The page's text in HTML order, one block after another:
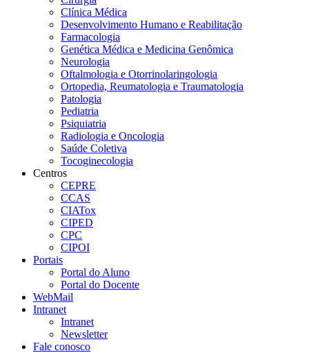
Clínica Médica
Desenvolvimento Humano e Reabilitação
Farmacologia
Genética Médica e Medicina Genômica
Neurologia
Oftalmologia e Otorrinolaringologia
Ortopedia, Reumatologia e Traumatologia
Patologia
Pediatria
Psiquiatria
Radiologia e Oncologia
Saúde Coletiva
Tocoginecologia
Centros
CEPRE
CCAS
CIATox
CIPED
CPC
CIPOI
Portais
Portal do Aluno
Portal do Docente
WebMail
Intranet
Intranet
Newsletter
Fale conosco